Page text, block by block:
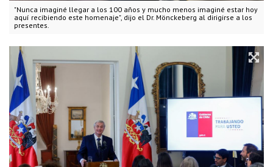
"Nunca imaginé llegar a los 100 años y mucho menos imaginé estar hoy
aquí recibiendo este homenaje", dijo el Dr. Mönckeberg al dirigirse a los
presentes.